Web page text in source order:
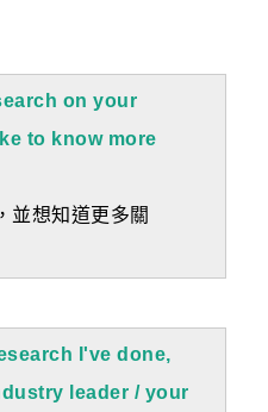
on your
to know more
並想知道更多關
I've done,
leader / your